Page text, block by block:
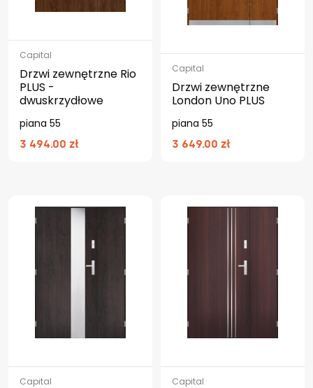
Capital
Drzwi zewnętrzne Rio
PLUS -
dwuskrzydłowe
piana 55
3 494.00 zł
Capital
Drzwi zewnętrzne
London Uno PLUS
piana 55
3 649.00 zł
Capital Capital